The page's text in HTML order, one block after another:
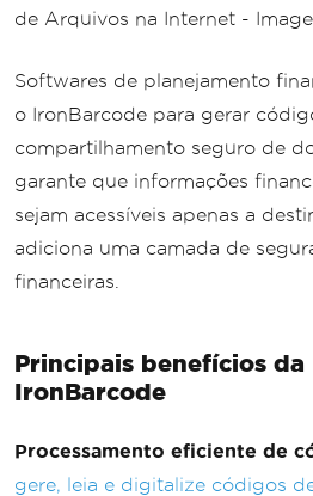
de Arquivos na Internet -
Softwares de planejamento
o IronBarcode para gerar
compartilhamento seguro de
garante que informações
sejam acessíveis apenas a
adiciona uma camada de
financeiras.
Principais benefícios
IronBarcode
Processamento eficiente de
gere, leia e digitalize códigos